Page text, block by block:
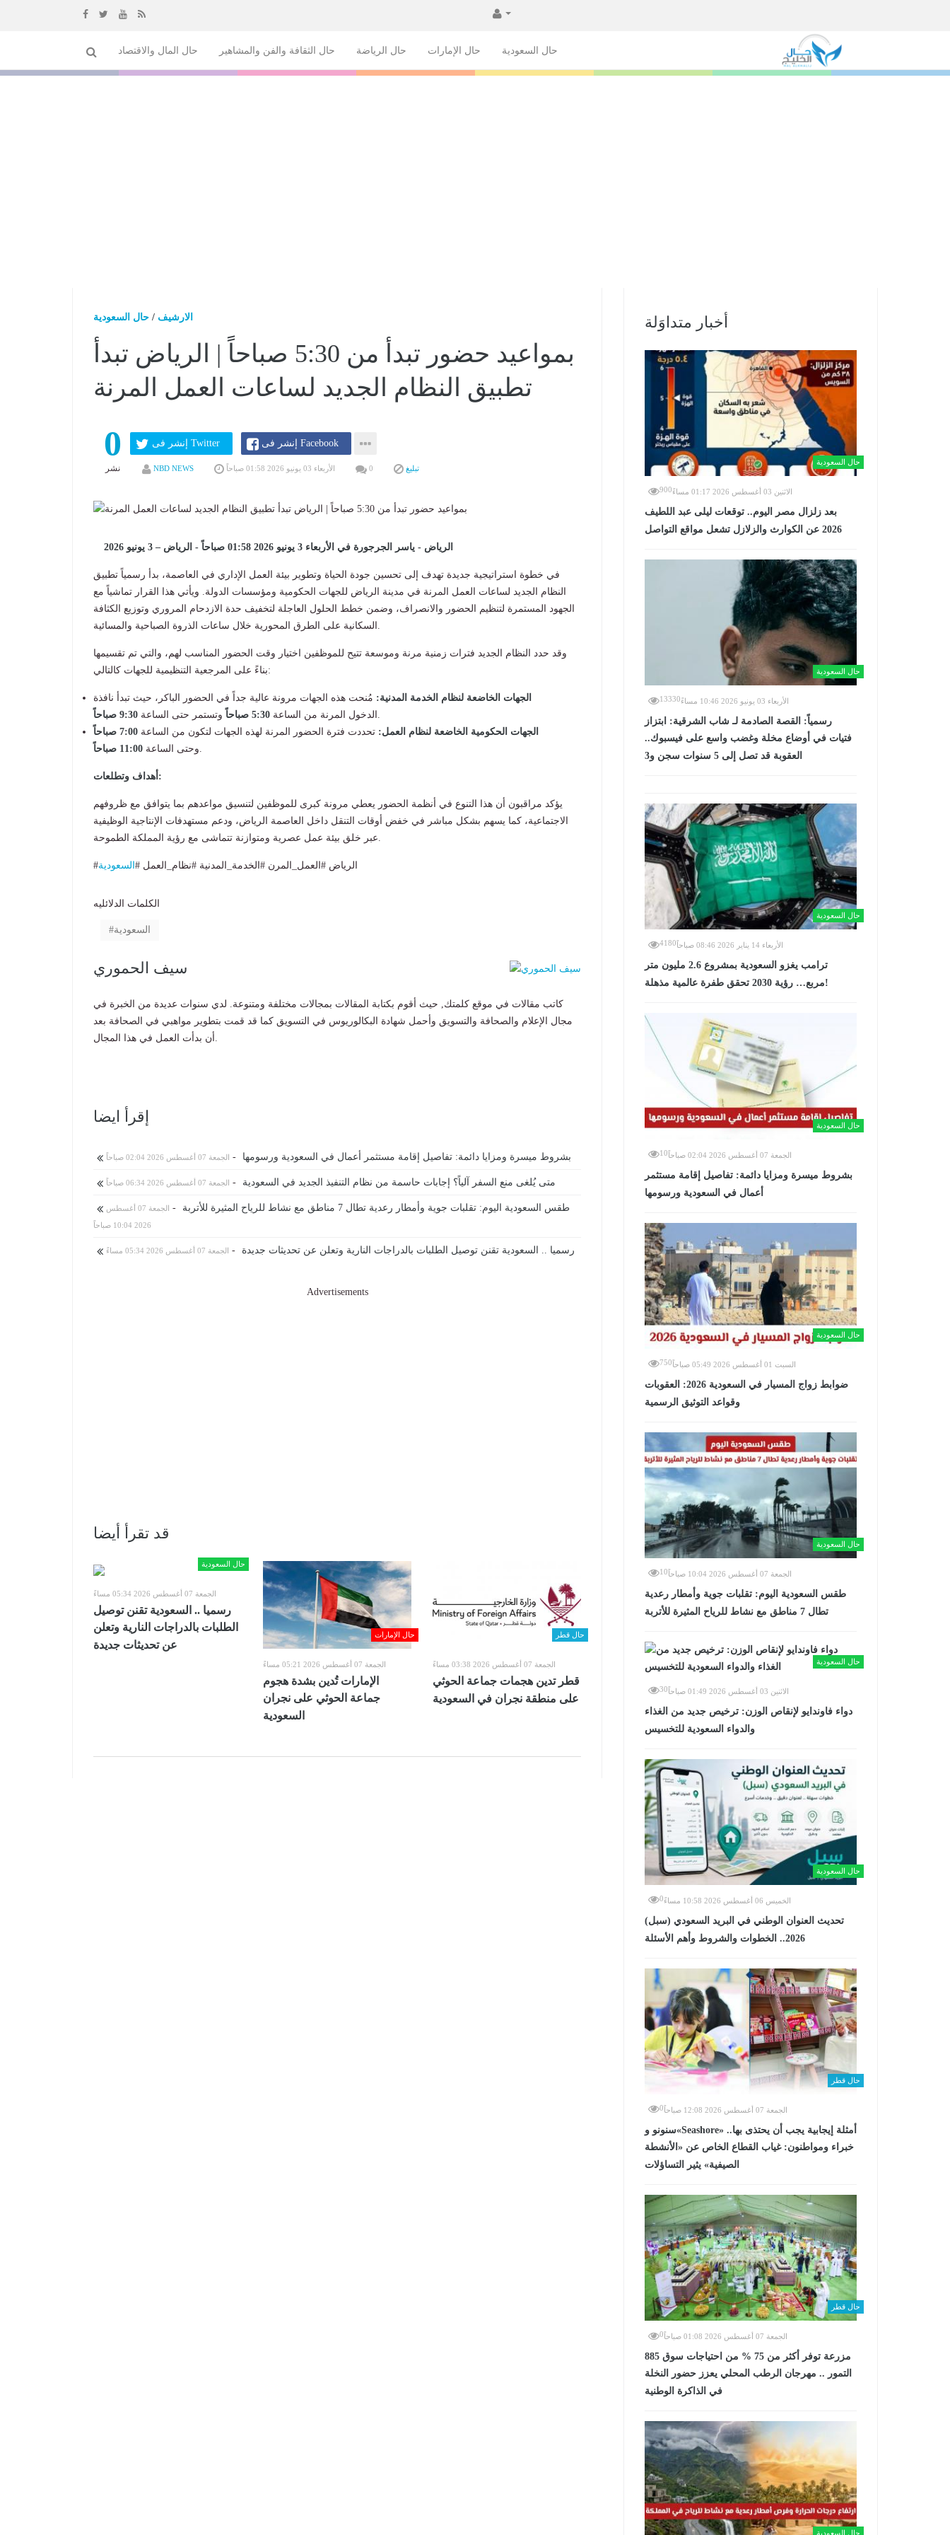
المحتوى
حال السعودية حال الإمارات حال الرياضة حال الثقافة والفن والمشاهير حال المال والاقتصاد
الارشيف / حال السعودية
بمواعيد حضور تبدأ من 5:30 صباحاً | الرياض تبدأ
تطبيق النظام الجديد لساعات العمل المرنة
0
نشر
إنشر فى Twitter إنشر فى Facebook
NBD NEWS الأربعاء 03 يونيو 2026 01:58 صباحاً 0 تبليغ
الرياض - ياسر الجرجورة في الأربعاء 3 يونيو 2026 01:58 صباحاً - الرياض – 3 يونيو 2026
في خطوة استراتيجية جديدة تهدف إلى تحسين جودة الحياة وتطوير بيئة العمل الإداري في العاصمة، بدأ رسمياً تطبيق
النظام الجديد لساعات العمل المرنة في مدينة الرياض للجهات الحكومية ومؤسسات الدولة. ويأتي هذا القرار تماشياً مع
الجهود المستمرة لتنظيم الحضور والانصراف، وضمن خطط الحلول العاجلة لتخفيف حدة الازدحام المروري وتوزيع الكثافة
وقد حدد النظام الجديد فترات زمنية مرنة وموسعة تتيح للموظفين اختيار وقت الحضور المناسب لهم، والتي تم تقسيمها
بناءً على المرجعية التنظيمية للجهات كالتالي:
الجهات الخاضعة لنظام الخدمة المدنية: مُنحت هذه الجهات مرونة عالية جداً في الحضور الباكر، حيث تبدأ نافذة
الدخول المرنة من الساعة 5:30 صباحاً وتستمر حتى الساعة 9:30 صباحاً
الجهات الحكومية الخاضعة لنظام العمل: تحددت فترة الحضور المرنة لهذه الجهات لتكون من الساعة 7:00 صباحاً
وحتى الساعة 11:00 صباحاً
أهداف وتطلعات:
يؤكد مراقبون أن هذا التنوع في أنظمة الحضور يعطي مرونة كبرى للموظفين لتنسيق مواعدهم بما يتوافق مع ظروفهم
الاجتماعية، كما يسهم بشكل مباشر في خفض أوقات التنقل داخل العاصمة الرياض، ودعم مستهدفات الإنتاجية الوظيفية
#الرياض #العمل_المرن #الخدمة_المدنية #نظام_العمل # السعودية
الكلمات الدلائليه
السعودية
سيف الحموري
كاتب مقالات في موقع كلمتك, حيث أقوم بكتابة المقالات بمجالات مختلفة ومتنوعة. لدي سنوات عديدة من الخبرة في
مجال الإعلام والصحافة والتسويق وأحمل شهادة البكالوريوس في التسويق كما قد قمت بتطوير مواهبي في الصحافة بعد
إقرأ ايضا
بشروط ميسرة ومزايا دائمة: تفاصيل إقامة مستثمر أعمال في السعودية ورسومها - الجمعة 07 أغسطس 2026 02:04 صباحاً
متى يُلغى منع السفر آلياً؟ إجابات حاسمة من نظام التنفيذ الجديد في السعودية - الجمعة 07 أغسطس 2026 06:34 صباحاً
طقس السعودية اليوم: تقلبات جوية وأمطار رعدية تطال 7 مناطق مع نشاط للرياح المثيرة للأتربة -
الجمعة 07 أغسطس
2026 10:04 صباحاً
رسميا .. السعودية تقنن توصيل الطلبات بالدراجات النارية وتعلن عن تحديثات جديدة - الجمعة 07 أغسطس 2026 05:34 مساءً
Advertisements
قد تقرأ أيضا
حال السعودية
الجمعة 07 أغسطس 2026 05:34 مساءً
رسميا .. السعودية تقنن توصيل
الطلبات بالدراجات النارية وتعلن
عن تحديثات جديدة
حال الإمارات
الجمعة 07 أغسطس 2026 05:21 مساءً
الإمارات تُدين بشدة هجوم
جماعة الحوثي على نجران
السعودية
حال قطر
الجمعة 07 أغسطس 2026 03:38 مساءً
قطر تدين هجمات جماعة الحوثي
على منطقة نجران في السعودية
أخبار متداوَلة
حال السعودية
الاثنين 03 أغسطس 2026 01:17 مساءً 900
بعد زلزال مصر اليوم.. توقعات ليلى عبد اللطيف
2026 عن الكوارث والزلازل تشعل مواقع التواصل
حال السعودية
الأربعاء 03 يونيو 2026 10:46 مساءً 13330
رسمياً: القصة الصادمة لـ شاب الشرقية: ابتزاز
فتيات في أوضاع مخلة وغضب واسع على فيسبوك..
العقوبة قد تصل إلى 5 سنوات سجن و3
حال السعودية
الأربعاء 14 يناير 2026 08:46 صباحاً 4180
ترامب يغزو السعودية بمشروع 2.6 مليون متر
مربع… رؤية 2030 تحقق طفرة عالمية مذهلة!
حال السعودية
الجمعة 07 أغسطس 2026 02:04 صباحاً 10
بشروط ميسرة ومزايا دائمة: تفاصيل إقامة مستثمر
أعمال في السعودية ورسومها
حال السعودية
السبت 01 أغسطس 2026 05:49 صباحاً 750
ضوابط زواج المسيار في السعودية 2026: العقوبات
وقواعد التوثيق الرسمية
حال السعودية
الجمعة 07 أغسطس 2026 10:04 صباحاً 10
طقس السعودية اليوم: تقلبات جوية وأمطار رعدية
تطال 7 مناطق مع نشاط للرياح المثيرة للأتربة
حال السعودية
الاثنين 03 أغسطس 2026 01:49 صباحاً 30
دواء فاوندايو لإنقاص الوزن: ترخيص جديد من الغذاء
والدواء السعودية للتخسيس
حال السعودية
الخميس 06 أغسطس 2026 10:58 مساءً 0
تحديث العنوان الوطني في البريد السعودي (سبل)
2026.. الخطوات والشروط وأهم الأسئلة
حال قطر
الجمعة 07 أغسطس 2026 12:08 صباحاً 0
سنونو و«Seashore» أمثلة إيجابية يجب أن يحتذى بها..
خبراء ومواطنون: غياب القطاع الخاص عن «الأنشطة
الصيفية» يثير التساؤلات
حال قطر
الجمعة 07 أغسطس 2026 01:08 صباحاً 0
885 مزرعة توفر أكثر من 75 % من احتياجات سوق
التمور .. مهرجان الرطب المحلي يعزز حضور النخلة
في الذاكرة الوطنية
حال السعودية